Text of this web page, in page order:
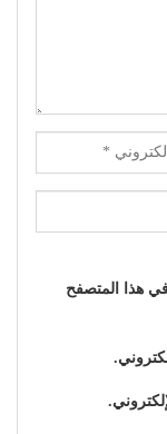
هذا المتصفح